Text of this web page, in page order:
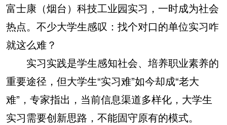
富士康（烟台）科技工业园实习，一时成为社会
热点。不少大学生感叹：找个对口的单位实习咋
就这么难？
实习实践是学生感知社会、培养职业素养的
重要途径，但大学生“实习难”如今却成“老大
难”，专家指出，当前信息渠道多样化，大学生
实习需要创新思路，不能固守原有的模式。